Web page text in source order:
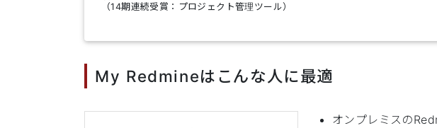
（14期連続受賞：プロジェクト管理ツール）
My Redmineはこんな人に最適
オンプレミスの